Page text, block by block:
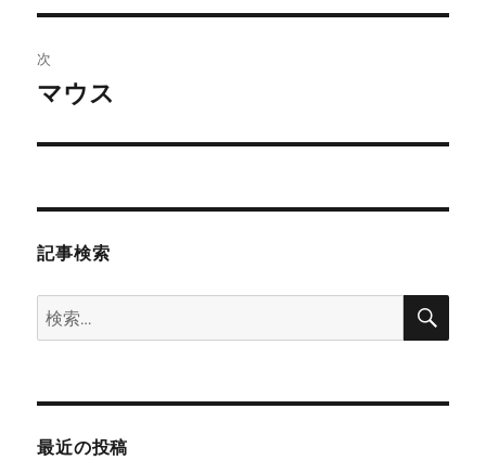
ビ
ゲ
ー
投
稿:
次
次
投
マウス
記事検索
検
索:
検
最近の投稿